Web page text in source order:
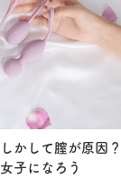
かして膣が原因？
子になろう